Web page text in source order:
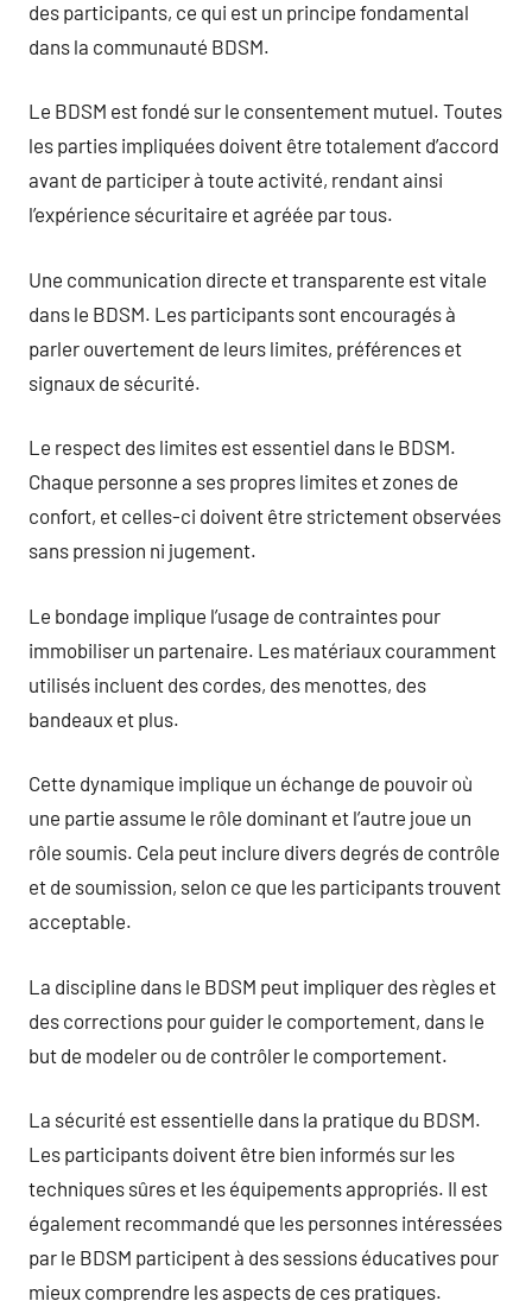
des participants, ce qui est un principe fondamental
dans la communauté BDSM.
Le BDSM est fondé sur le consentement mutuel. Toutes
les parties impliquées doivent être totalement d’accord
avant de participer à toute activité, rendant ainsi
l’expérience sécuritaire et agréée par tous.
Une communication directe et transparente est vitale
dans le BDSM. Les participants sont encouragés à
parler ouvertement de leurs limites, préférences et
signaux de sécurité.
Le respect des limites est essentiel dans le BDSM.
Chaque personne a ses propres limites et zones de
confort, et celles-ci doivent être strictement observées
sans pression ni jugement.
Le bondage implique l’usage de contraintes pour
immobiliser un partenaire. Les matériaux couramment
utilisés incluent des cordes, des menottes, des
bandeaux et plus.
Cette dynamique implique un échange de pouvoir où
une partie assume le rôle dominant et l’autre joue un
rôle soumis. Cela peut inclure divers degrés de contrôle
et de soumission, selon ce que les participants trouvent
acceptable.
La discipline dans le BDSM peut impliquer des règles et
des corrections pour guider le comportement, dans le
but de modeler ou de contrôler le comportement.
La sécurité est essentielle dans la pratique du BDSM.
Les participants doivent être bien informés sur les
techniques sûres et les équipements appropriés. Il est
également recommandé que les personnes intéressées
par le BDSM participent à des sessions éducatives pour
mieux comprendre les aspects de ces pratiques.